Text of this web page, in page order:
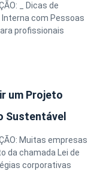
_ Dicas de
com Pessoas
profissionais
um Projeto
Sustentável
Muitas empresas
da chamada Lei de
corporativas